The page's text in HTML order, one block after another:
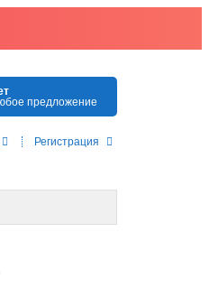
предложение
Регистрация